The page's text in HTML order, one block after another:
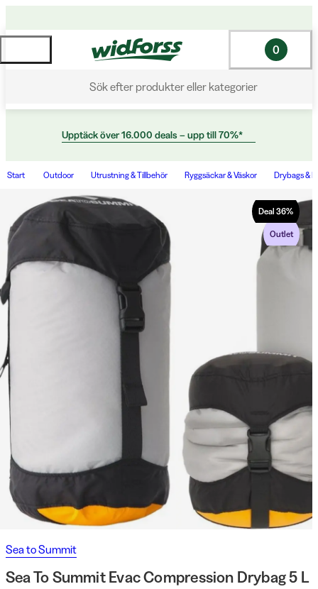
Sök efter produkter eller kategorier
0
Upptäck över 16.000 deals – upp till 70%*
Start Outdoor Utrustning & Tillbehör Ryggsäckar & Väskor Drybags &
Deal 36%
Outlet
Sea to Summit
Sea To Summit Evac Compression Drybag 5 L